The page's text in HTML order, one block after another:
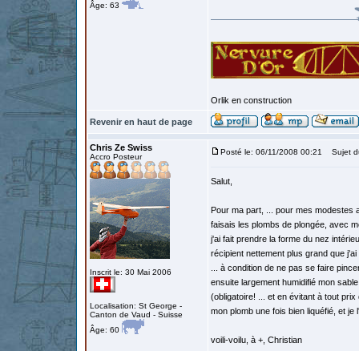
Âge: 63
Orlik en construction
Revenir en haut de page
Chris Ze Swiss
Accro Posteur
Inscrit le: 30 Mai 2006
Localisation: St George -
Canton de Vaud - Suisse
Âge: 60
Posté le: 06/11/2008 00:21 Sujet
Salut,
Pour ma part, ... pour mes modestes
faisais les plombs de plongée, avec
j'ai fait prendre la forme du nez
récipient nettement plus grand que
... à condition de ne pas se faire
ensuite largement humidifié mon
(obligatoire! ... et en évitant à tout
mon plomb une fois bien liquéfié, et je
voili-voilu, à +, Christian